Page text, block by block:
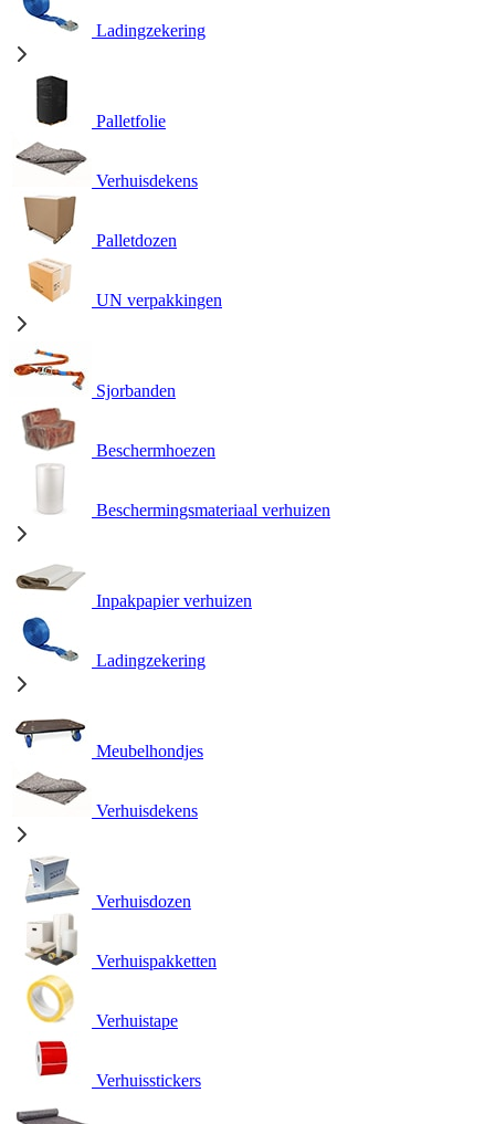
Ladingzekering
Palletfolie
Verhuisdekens
Palletdozen
UN verpakkingen
Sjorbanden
Beschermhoezen
Beschermingsmateriaal verhuizen
Inpakpapier verhuizen
Ladingzekering
Meubelhondjes
Verhuisdekens
Verhuisdozen
Verhuispakketten
Verhuistape
Verhuisstickers